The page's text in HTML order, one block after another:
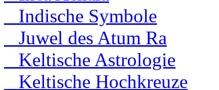
Indische Symbole
Juwel des Atum Ra
Keltische Astrologie
Keltische Hochkreuze